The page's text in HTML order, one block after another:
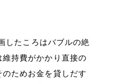
したころはバブルの絶
維持費がかかり直接の
のためお金を貸しだす